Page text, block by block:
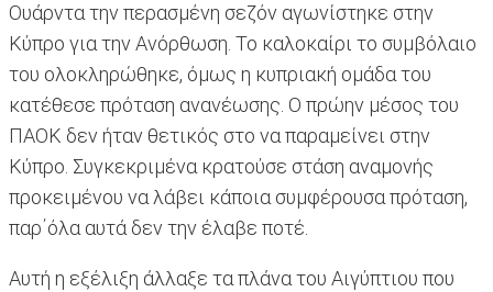
Ουάρντα την περασμένη σεζόν αγωνίστηκε στην
Κύπρο για την Ανόρθωση. Το καλοκαίρι το συμβόλαιο
του ολοκληρώθηκε, όμως η κυπριακή ομάδα του
κατέθεσε πρόταση ανανέωσης. Ο πρώην μέσος του
ΠΑΟΚ δεν ήταν θετικός στο να παραμείνει στην
Κύπρο. Συγκεκριμένα κρατούσε στάση αναμονής
προκειμένου να λάβει κάποια συμφέρουσα πρόταση,
παρ΄όλα αυτά δεν την έλαβε ποτέ.
Αυτή η εξέλιξη άλλαξε τα πλάνα του Αιγύπτιου που